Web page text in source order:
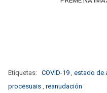
Etiquetas: COVID-19 , estado de
procesuais , reanudación